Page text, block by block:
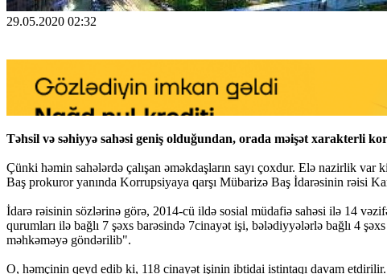
29.05.2020 02:32
Təhsil və səhiyyə sahəsi geniş olduğundan, orada məişət xarakterli
Çünki həmin sahələrdə çalışan əməkdaşların sayı çoxdur. Elə nazirlik
Baş prokuror yanında Korrupsiyaya qarşı Mübarizə Baş İdarəsinin rəisi
İdarə rəisinin sözlərinə görə, 2014-cü ildə sosial müdafiə sahəsi ilə 14
qurumları ilə bağlı 7 şəxs barəsində 7cinayət işi, bələdiyyələrlə bağlı 4
məhkəməyə göndərilib".
O, həmçinin qeyd edib ki, 118 cinayət işinin ibtidai istintaqı davam etdirilir.